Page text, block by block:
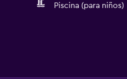
Piscina (para niños)